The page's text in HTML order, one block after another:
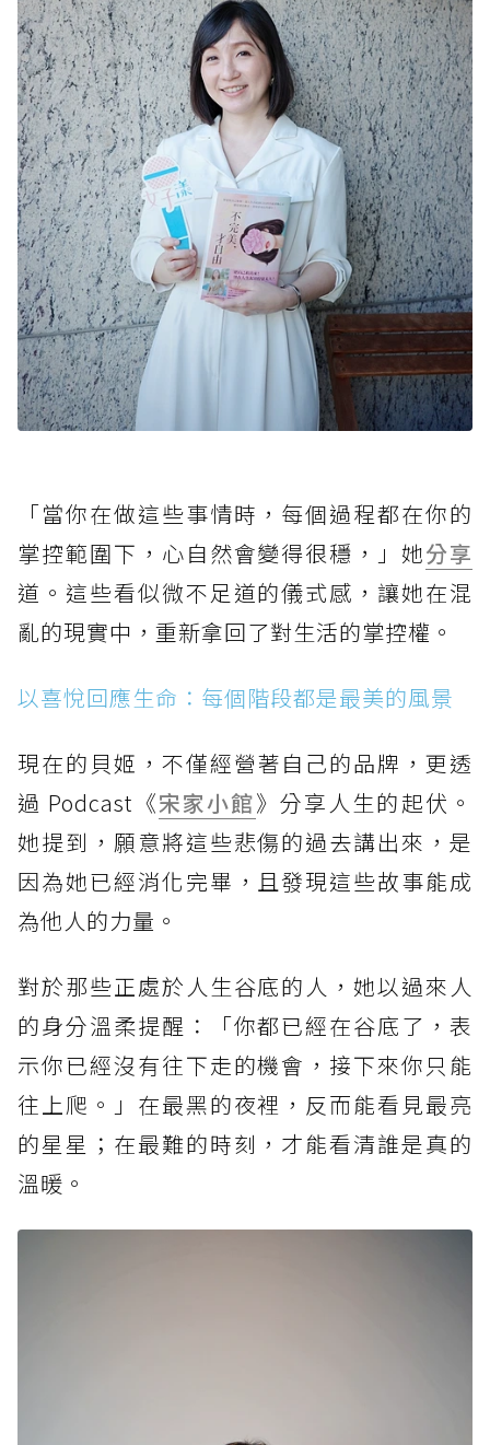
「當你在做這些事情時，每個過程都在你的
掌控範圍下，心自然會變得很穩，」她分享
道。這些看似微不足道的儀式感，讓她在混
亂的現實中，重新拿回了對生活的掌控權。
以喜悅回應生命：每個階段都是最美的風景
現在的貝姬，不僅經營著自己的品牌，更透
過 Podcast《宋家小館》分享人生的起伏。
她提到，願意將這些悲傷的過去講出來，是
因為她已經消化完畢，且發現這些故事能成
為他人的力量。
對於那些正處於人生谷底的人，她以過來人
的身分溫柔提醒：「你都已經在谷底了，表
示你已經沒有往下走的機會，接下來你只能
往上爬。」在最黑的夜裡，反而能看見最亮
的星星；在最難的時刻，才能看清誰是真的
溫暖。